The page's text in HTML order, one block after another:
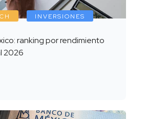
INVERSIONES
ranking por rendimiento
2026